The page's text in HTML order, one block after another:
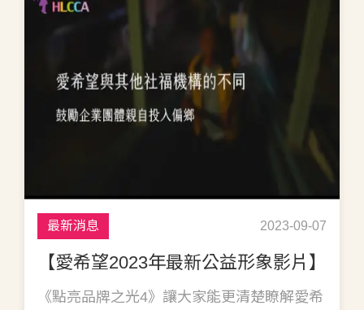
最新消息 2023-09-07
【愛希望2023年最新公益形象影片】
《點亮品牌之光4》讓大家能更清楚瞭解愛希